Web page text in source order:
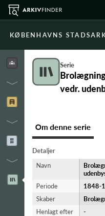
KØBENHAVNS
Serie
vedr.
Om denne serie
Detaljer
Navn
Periode
1848-​
Skaber
Henlagt efter
-